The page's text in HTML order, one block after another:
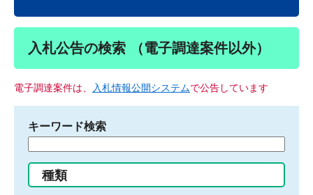
入札公告の検索 （電子調達案件以外）
電子調達案件は、 入札情報公開システムで公告しています
キーワード検索
る
種類